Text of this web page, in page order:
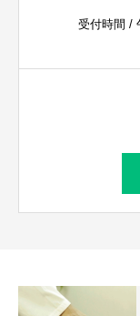
受付時間 /